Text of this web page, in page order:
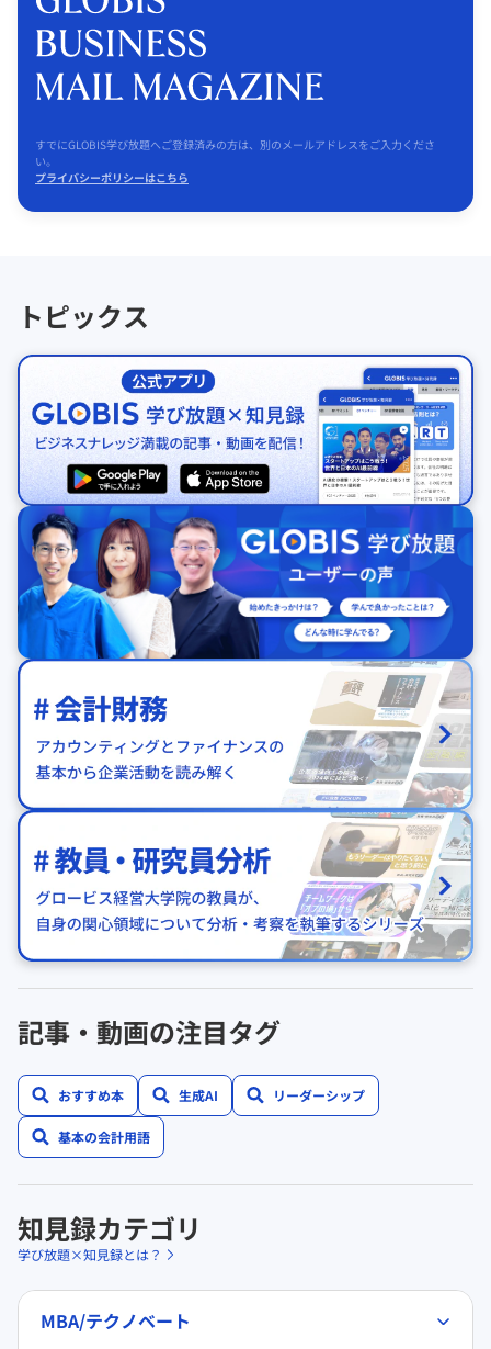
すでにGLOBIS学び放題へご登録済みの方は、別のメールアドレスをご入力くださ
い。
プライバシーポリシーはこちら
トピックス
記事・動画の注目タグ
おすすめ本 生成AI リーダーシップ
基本の会計用語
知見録カテゴリ
学び放題×知見録とは？
MBA/テクノベート